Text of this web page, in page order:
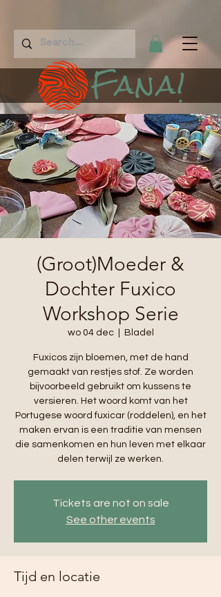
Fana!
(Groot)Moeder &
Dochter Fuxico
Workshop Serie
wo 04 dec
  |
Bladel
Fuxicos zijn bloemen, met de hand
gemaakt van restjes stof. Ze worden
bijvoorbeeld gebruikt om kussens te
versieren. Het woord komt van het
Portugese woord fuxicar (roddelen), en het
maken ervan is een traditie van mensen
die samenkomen en hun leven met elkaar
delen terwijl ze werken.
Tickets are not on sale
See other events
Tijd en locatie